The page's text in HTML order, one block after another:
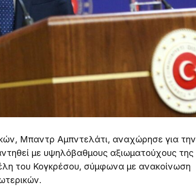
Μπαντρ Αμπντελάτι, αναχώρησε για την
με υψηλόβαθμους αξιωματούχους της
του Κογκρέσου, σύμφωνα με ανακοίνωση